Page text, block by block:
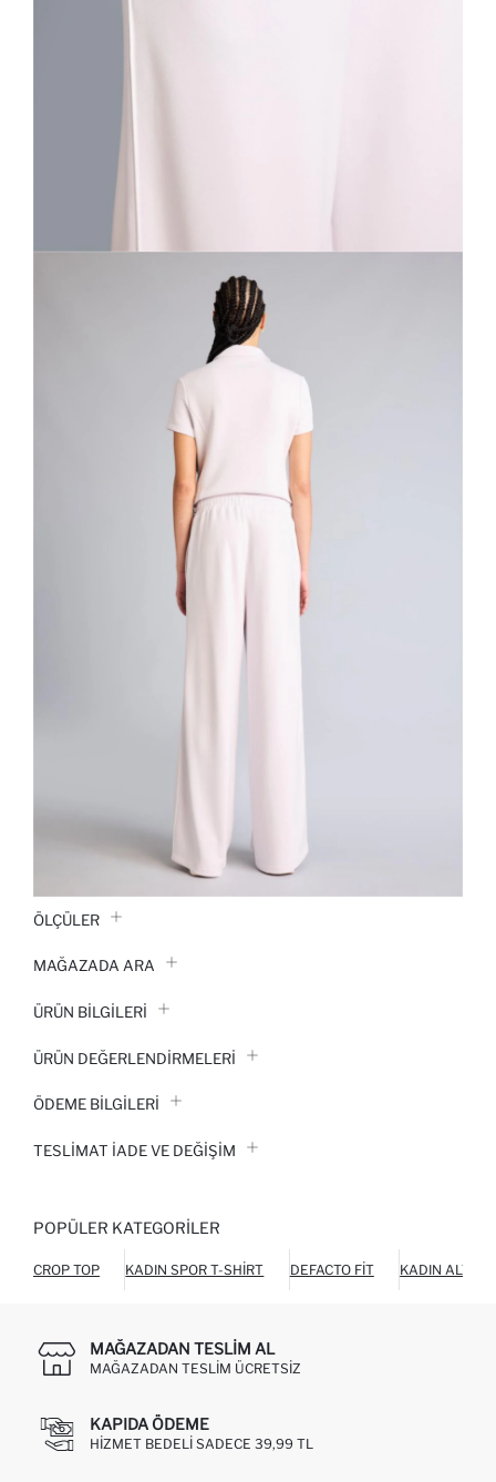
ÖLÇÜLER
MAĞAZADA ARA
ÜRÜN BILGILERI
ÜRÜN DEĞERLENDİRMELERİ
ÖDEME BİLGİLERİ
TESLIMAT İADE VE DEĞIŞIM
POPÜLER KATEGORILER
CROP TOP KADIN SPOR T-SHIRT DEFACTO FIT KADIN ALT
MAĞAZADAN TESLIM AL
MAĞAZADAN TESLIM ÜCRETSIZ
KAPIDA ÖDEME
HIZMET BEDELI SADECE 39,99 TL